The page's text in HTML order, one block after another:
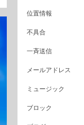
位置情報
不具合
一斉送信
メールアドレス
ミュージック
ブロック